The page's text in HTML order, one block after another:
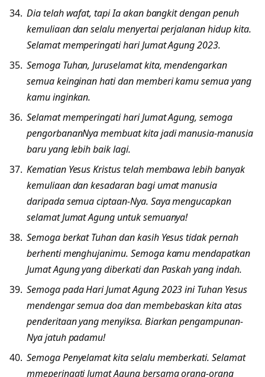
Dia telah wafat, tapi Ia akan bangkit dengan penuh
kemuliaan dan selalu menyertai perjalanan hidup kita.
Selamat memperingati hari Jumat Agung 2023.
Semoga Tuhan, Juruselamat kita, mendengarkan
semua keinginan hati dan memberi kamu semua yang
kamu inginkan.
Selamat memperingati hari Jumat Agung, semoga
pengorbananNya membuat kita jadi manusia-manusia
baru yang lebih baik lagi.
Kematian Yesus Kristus telah membawa lebih banyak
kemuliaan dan kesadaran bagi umat manusia
daripada semua ciptaan-Nya. Saya mengucapkan
selamat Jumat Agung untuk semuanya!
Semoga berkat Tuhan dan kasih Yesus tidak pernah
berhenti menghujanimu. Semoga kamu mendapatkan
Jumat Agung yang diberkati dan Paskah yang indah.
Semoga pada Hari Jumat Agung 2023 ini Tuhan Yesus
mendengar semua doa dan membebaskan kita atas
penderitaan yang menyiksa. Biarkan pengampunan-
Nya jatuh padamu!
Semoga Penyelamat kita selalu memberkati. Selamat
mmeperingati Jumat Agung bersama orang-orang